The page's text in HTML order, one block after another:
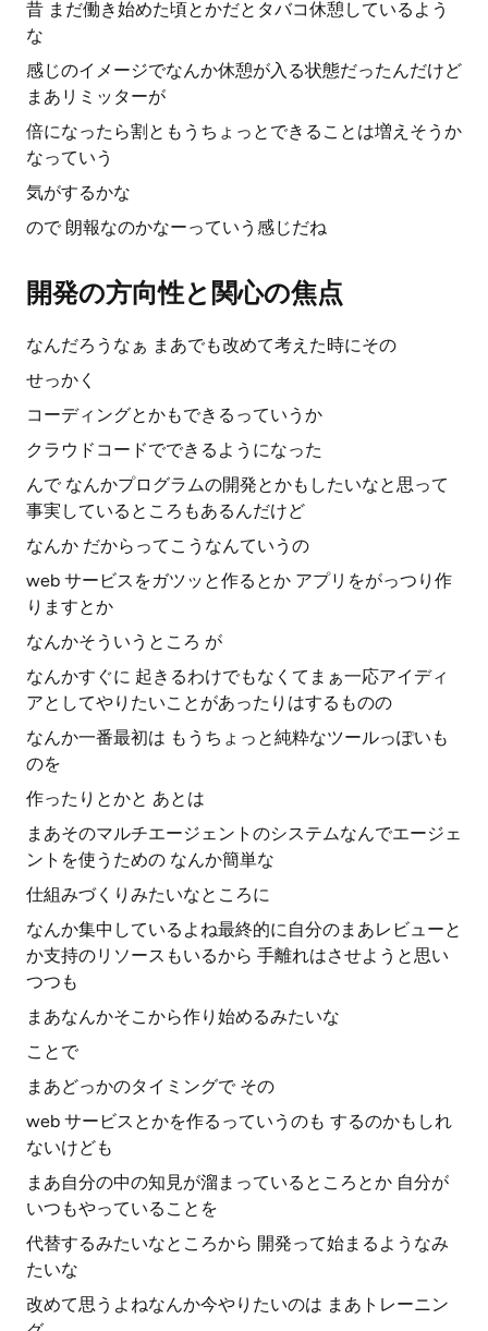
昔 まだ働き始めた頃とかだとタバコ休憩しているよう
な
感じのイメージでなんか休憩が入る状態だったんだけど
まあリミッターが
倍になったら割ともうちょっとできることは増えそうか
なっていう
気がするかな
ので 朗報なのかなーっていう感じだね
開発の方向性と関心の焦点
なんだろうなぁ まあでも改めて考えた時にその
せっかく
コーディングとかもできるっていうか
クラウドコードでできるようになった
んで なんかプログラムの開発とかもしたいなと思って
事実しているところもあるんだけど
なんか だからってこうなんていうの
web サービスをガツッと作るとか アプリをがっつり作
りますとか
なんかそういうところ が
なんかすぐに 起きるわけでもなくてまぁ一応アイディ
アとしてやりたいことがあったりはするものの
なんか一番最初は もうちょっと純粋なツールっぽいも
のを
作ったりとかと あとは
まあそのマルチエージェントのシステムなんでエージェ
ントを使うための なんか簡単な
仕組みづくりみたいなところに
なんか集中しているよね最終的に自分のまあレビューと
か支持のリソースもいるから 手離れはさせようと思い
つつも
まあなんかそこから作り始めるみたいな
ことで
まあどっかのタイミングで その
web サービスとかを作るっていうのも するのかもしれ
ないけども
まあ自分の中の知見が溜まっているところとか 自分が
いつもやっていることを
代替するみたいなところから 開発って始まるようなみ
たいな
改めて思うよねなんか今やりたいのは まあトレーニン